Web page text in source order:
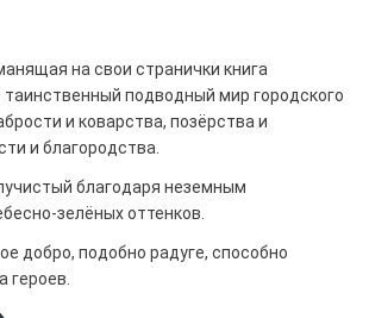
на свои странички книга
таинственный подводный мир городского
и коварства, позёрства и
и благородства.
благодаря неземным
зелёных оттенков.
добро, подобно радуге, способно
героев.